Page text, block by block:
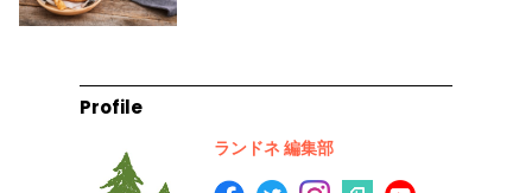
Profile
ランドネ 編集部